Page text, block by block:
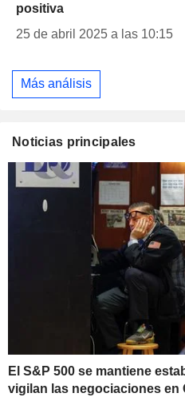
positiva
25 de abril 2025 a las 10:15
Más análisis
Noticias principales
El S&P 500 se mantiene
vigilan las negociaciones en